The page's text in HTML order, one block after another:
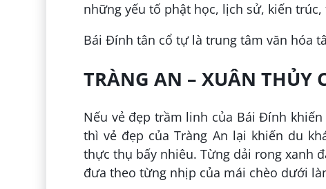
những yếu tố phật học, lịch sử, kiến
Bái Đính tân cổ tự là trung tâm văn hóa
TRÀNG AN – XUÂN THỦY
Nếu vẻ đẹp trầm linh của Bái Đính
thì vẻ đẹp của Tràng An lại khiến du
thực thụ bấy nhiêu. Từng dải rong xanh
đưa theo từng nhịp của mái chèo dưới